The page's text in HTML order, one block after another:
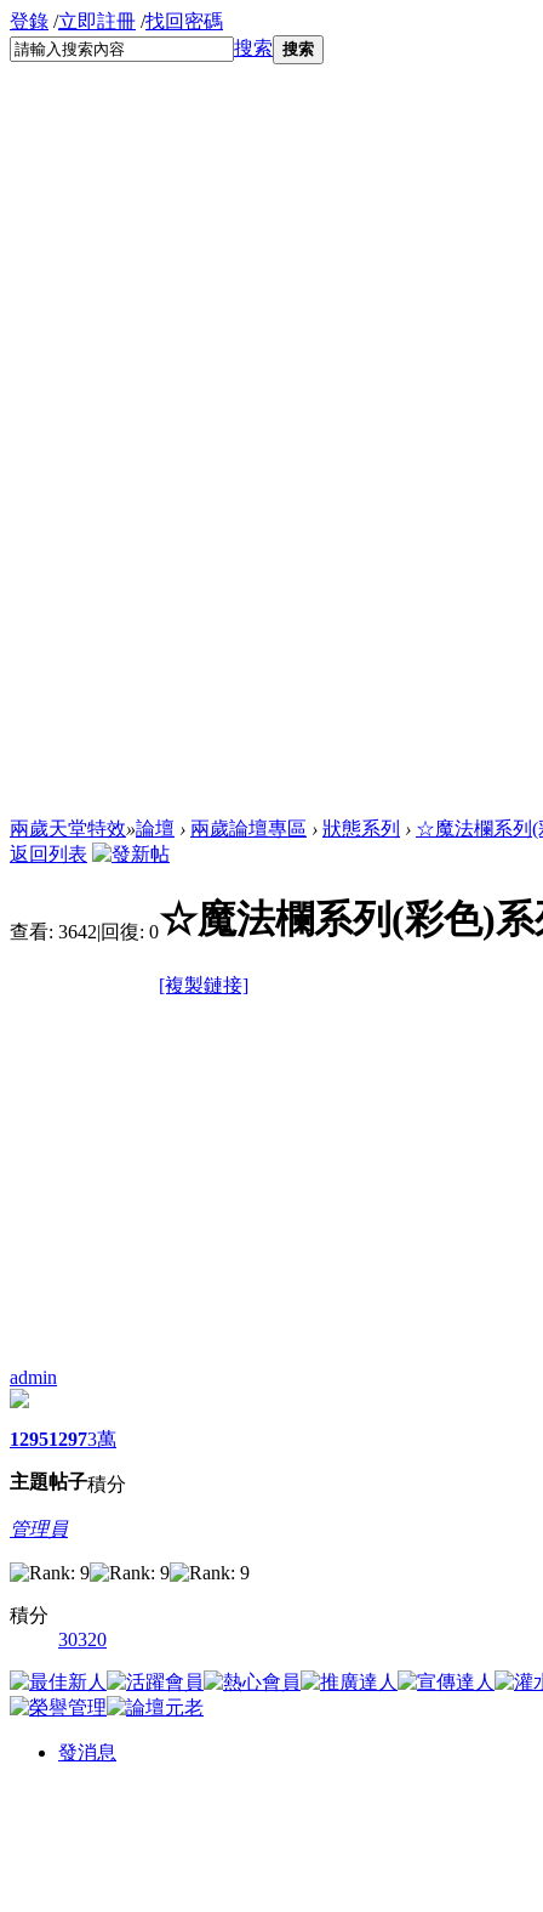
登錄 /立即註冊 /找回密碼
搜索 搜索
兩歲天堂特效»論壇 › 兩歲論壇專區 › 狀態系列 › ☆魔法欄系列
返回列表
查看: 3642|回復: 0☆魔法欄系列(彩色)
[複製鏈接]
admin
1295
主題
1297
帖子
3萬
積分
管理員
積分
30320
發消息